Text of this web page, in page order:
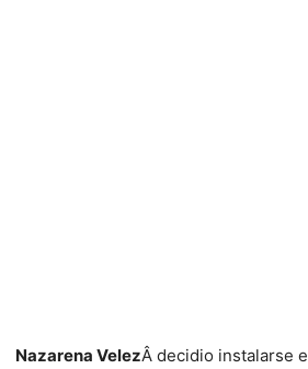
Nazarena VelezÂ decidio instalarse